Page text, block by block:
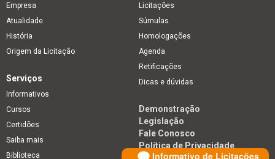
Informativo de Licitações
Empresa
Atualidade
História
Origem da Licitação
Licitações
Súmulas
Homologações
Agenda
Retificações
Dicas e dúvidas
Serviços
Informativos
Cursos
Certidões
Saiba mais
Biblioteca
Demonstração
Legislação
Fale Conosco
Política de Privacidade